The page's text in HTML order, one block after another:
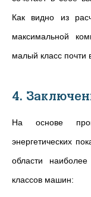
Как видно из
максимальной
малый класс почти
4.
На основе
энергетических
области
классов машин: